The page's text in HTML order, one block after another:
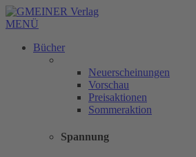
MENÜ
Bücher
Neuerscheinungen
Vorschau
Preisaktionen
Sommeraktion
Spannung